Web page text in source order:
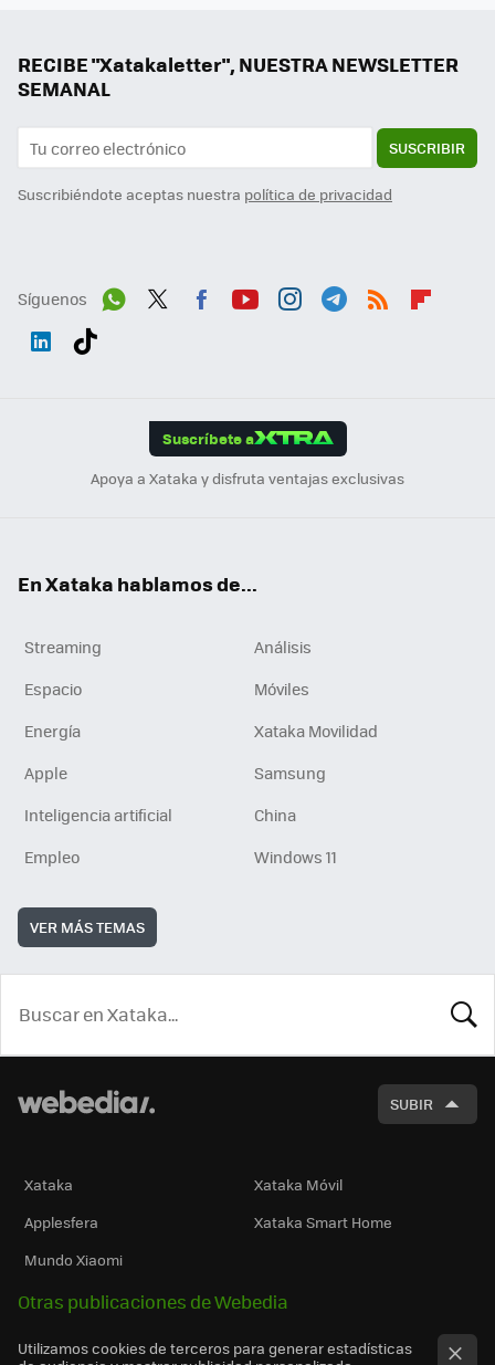
RECIBE "Xatakaletter", NUESTRA NEWSLETTER
SEMANAL
SUSCRIBIR
Suscribiéndote aceptas nuestra política de privacidad
Síguenos
Suscríbete a
Apoya a Xataka y disfruta ventajas exclusivas
En Xataka hablamos de...
Streaming
Análisis
Espacio
Móviles
Energía
Xataka Movilidad
Apple
Samsung
Inteligencia artificial
China
Empleo
Windows 11
VER MÁS TEMAS
SUBIR
Xataka
Xataka Móvil
Applesfera
Xataka Smart Home
Mundo Xiaomi
Otras publicaciones de Webedia
Utilizamos cookies de terceros para generar estadísticas